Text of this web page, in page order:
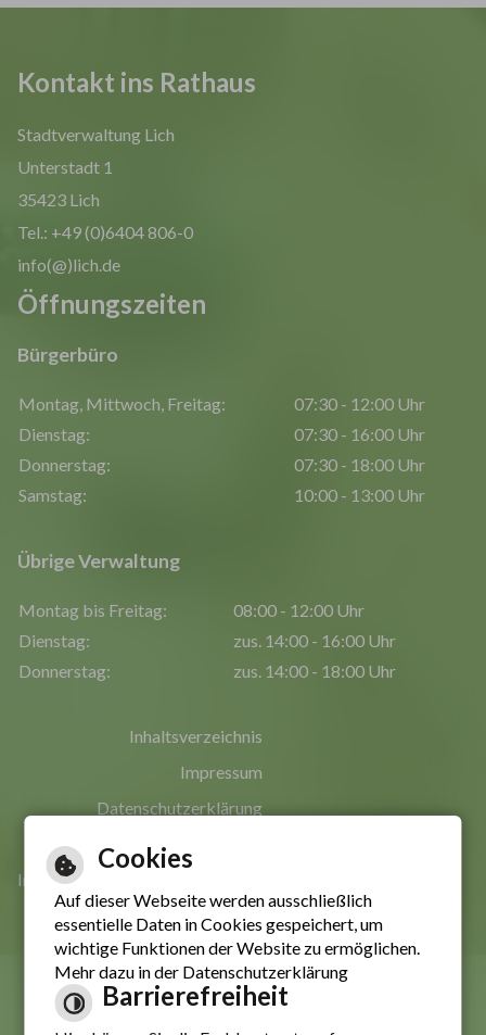
Kontakt ins Rathaus
Stadtverwaltung Lich
Unterstadt 1
35423 Lich
Tel.: +49 (0)6404 806-0
info(@)lich.de
Öffnungszeiten
Bürgerbüro
Montag, Mittwoch, Freitag:
Dienstag:
Donnerstag:
Samstag:
07:30 - 12:00 Uhr
07:30 - 16:00 Uhr
07:30 - 18:00 Uhr
10:00 - 13:00 Uhr
Übrige Verwaltung
Montag bis Freitag:
Dienstag:
Donnerstag:
08:00 - 12:00 Uhr
zus. 14:00 - 16:00 Uhr
zus. 14:00 - 18:00 Uhr
Inhaltsverzeichnis
Impressum
Datenschutzerklärung
Erklärung zur Barrierefreiheit
Informationen in leichter Sprache
Cookies
Auf dieser Webseite werden ausschließlich
essentielle Daten in Cookies gespeichert, um
wichtige Funktionen der Website zu ermöglichen.
Mehr dazu in der Datenschutzerklärung
Barrierefreiheit